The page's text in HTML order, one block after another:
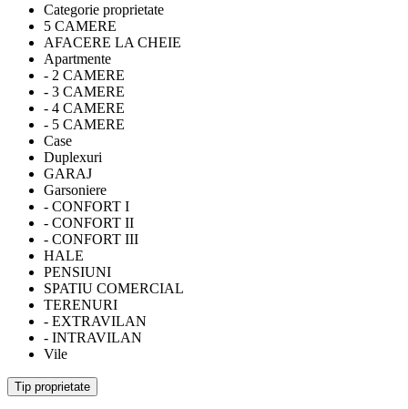
Categorie proprietate
5 CAMERE
AFACERE LA CHEIE
Apartmente
- 2 CAMERE
- 3 CAMERE
- 4 CAMERE
- 5 CAMERE
Case
Duplexuri
GARAJ
Garsoniere
- CONFORT I
- CONFORT II
- CONFORT III
HALE
PENSIUNI
SPATIU COMERCIAL
TERENURI
- EXTRAVILAN
- INTRAVILAN
Vile
Tip proprietate